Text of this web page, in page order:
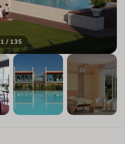
1 / 135